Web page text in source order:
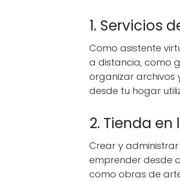
1. Servicios
Como asistente
a distancia, como
organizar archivos
desde tu hogar
2. Tienda en
Crear y
emprender desde
como obras de